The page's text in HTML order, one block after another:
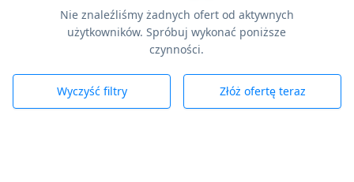
Nie znaleźliśmy żadnych ofert od aktywnych
użytkowników. Spróbuj wykonać poniższe
czynności.
Wyczyść filtry Złóż ofertę teraz